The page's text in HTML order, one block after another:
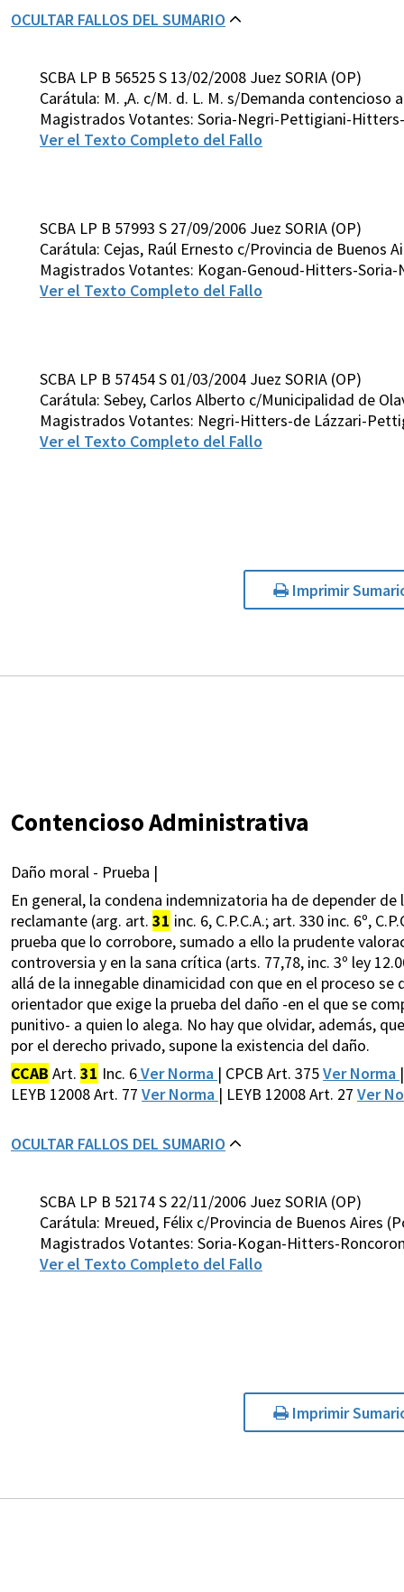
OCULTAR FALLOS DEL SUMARIO
SCBA LP B 56525 S 13/02/2008 Juez SORIA (OP)
Carátula: M. ,A. c/M. d. L. M. s/Demanda contencioso
Magistrados Votantes: Soria-Negri-Pettigiani-
Ver el Texto Completo del Fallo
SCBA LP B 57993 S 27/09/2006 Juez SORIA (OP)
Carátula: Cejas, Raúl Ernesto c/Provincia de Buenos
Magistrados Votantes: Kogan-Genoud-Hitters-
Ver el Texto Completo del Fallo
SCBA LP B 57454 S 01/03/2004 Juez SORIA (OP)
Carátula: Sebey, Carlos Alberto c/Municipalidad de
Magistrados Votantes: Negri-Hitters-de Lázzari-
Ver el Texto Completo del Fallo
Imprimir
Contencioso Administrativa
Daño moral - Prueba |
En general, la condena indemnizatoria ha de depender
reclamante (arg. art. 31 inc. 6, C.P.C.A.; art. 330 inc. 6º,
prueba que lo corrobore, sumado a ello la prudente
controversia y en la sana crítica (arts. 77,78, inc. 3º ley
allá de la innegable dinamicidad con que en el proceso
orientador que exige la prueba del daño -en el que se
punitivo- a quien lo alega. No hay que olvidar, además,
por el derecho privado, supone la existencia del daño.
CCAB Art. 31 Inc. 6Ver Norma | CPCB Art. 375Ver Norma
LEYB 12008 Art. 77 Ver Norma | LEYB 12008 Art. 27 Ver
OCULTAR FALLOS DEL SUMARIO
SCBA LP B 52174 S 22/11/2006 Juez SORIA (OP)
Carátula: Mreued, Félix c/Provincia de Buenos Aires
Magistrados Votantes: Soria-Kogan-Hitters-
Ver el Texto Completo del Fallo
Imprimir